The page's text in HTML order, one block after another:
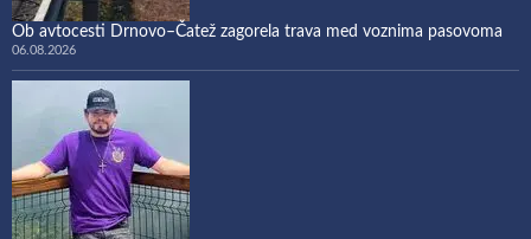
Ob avtocesti Drnovo–Čatež zagorela trava med voznima pasovoma
06.08.2026